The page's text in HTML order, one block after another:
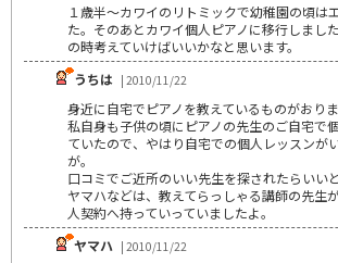
１歳半～カワイのリトミックで幼稚園の頃は
た。そのあとカワイ個人ピアノに移行しまし
の時考えていけばいいかなと思います。
うちは | 2010/11/22
身近に自宅でピアノを教えているものがおりま
私自身も子供の頃にピアノの先生のご自宅で
ていたので、やはり自宅での個人レッスンが
が。
口コミでご近所のいい先生を探されたらいいと
ヤマハなどは、教えてらっしゃる講師の先生
人契約へ持っていっていましたよ。
ヤマハ | 2010/11/22